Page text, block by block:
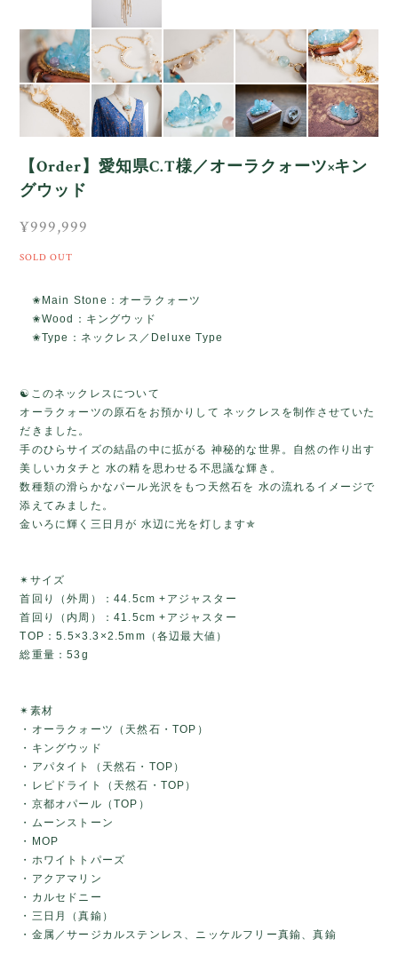
【Order】愛知県C.T様／オーラクォーツ×キン
グウッド
¥999,999
SOLD OUT
✬Main Stone：オーラクォーツ
✬Wood：キングウッド
✬Type：ネックレス／Deluxe Type
☯️このネックレスについて
オーラクォーツの原石をお預かりして ネックレスを制作させていた
だきました。
手のひらサイズの結晶の中に拡がる 神秘的な世界。自然の作り出す
美しいカタチと 水の精を思わせる不思議な輝き。
数種類の滑らかなパール光沢をもつ天然石を 水の流れるイメージで
添えてみました。
金いろに輝く三日月が 水辺に光を灯します✯
✴サイズ
首回り（外周）：44.5cm +アジャスター
首回り（内周）：41.5cm +アジャスター
TOP：5.5×3.3×2.5mm（各辺最大値）
総重量：53g
✴素材
・オーラクォーツ（天然石・TOP）
・キングウッド
・アパタイト（天然石・TOP）
・レピドライト（天然石・TOP）
・京都オパール（TOP）
・ムーンストーン
・MOP
・ホワイトトパーズ
・アクアマリン
・カルセドニー
・三日月（真鍮）
・金属／サージカルステンレス、ニッケルフリー真鍮、真鍮